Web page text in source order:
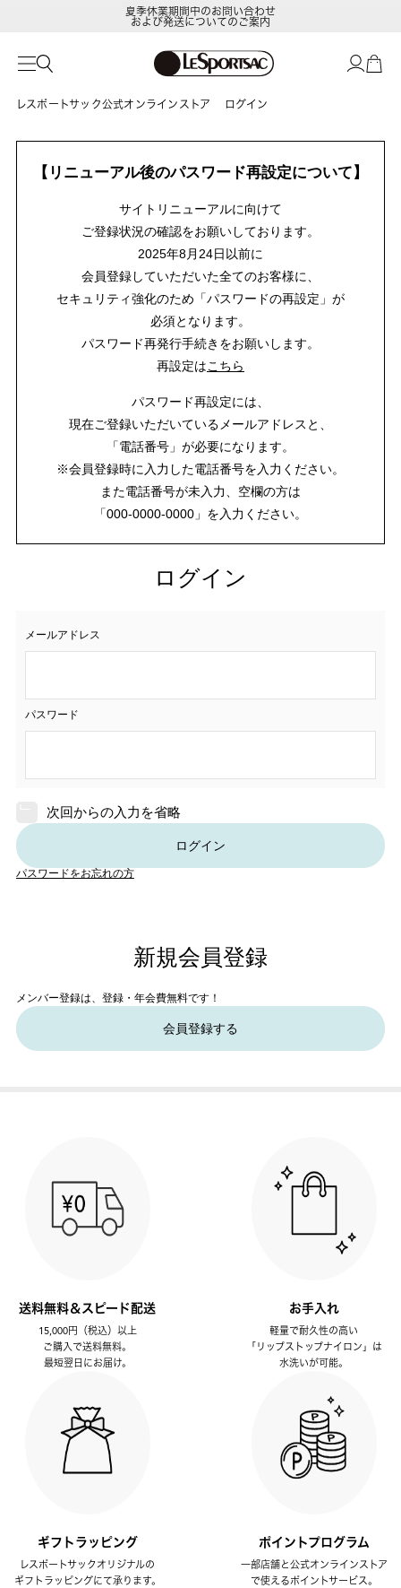
夏季休業期間中のお問い合わせ
および発送についてのご案内
レスポートサック公式オンラインストア ログイン
【リニューアル後のパスワード再設定について】
サイトリニューアルに向けて
ご登録状況の確認をお願いしております。
2025年8月24日以前に
会員登録していただいた全てのお客様に、
セキュリティ強化のため「パスワードの再設定」が
必須となります。
パスワード再発行手続きをお願いします。
再設定はこちら
パスワード再設定には、
現在ご登録いただいているメールアドレスと、
「電話番号」が必要になります。
※会員登録時に入力した電話番号を入力ください。
また電話番号が未入力、空欄の方は
「000-0000-0000」を入力ください。
ログイン
メールアドレス
パスワード
次回からの入力を省略
ログイン
パスワードをお忘れの方
新規会員登録
メンバー登録は、登録・年会費無料です！
会員登録する
送料無料＆スピード配送
15,000円（税込）以上
ご購入で送料無料。
最短翌日にお届け。
お手入れ
軽量で耐久性の高い
「リップストップナイロン」は
水洗いが可能。
ギフトラッピング
レスポートサックオリジナルの
ギフトラッピングにて承ります。
ポイントプログラム
一部店舗と公式オンラインストア
で使えるポイントサービス。